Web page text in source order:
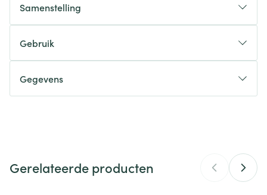
Samenstelling
Samenstelling per capsule:
Gebruik
Gegevens
Merken PharmaNutrics
Gerelateerde producten